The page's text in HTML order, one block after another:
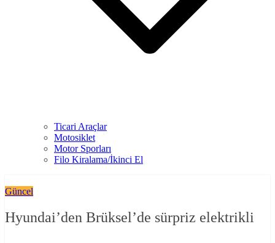
Ticari Araçlar
Motosiklet
Motor Sporları
Filo Kiralama/İkinci El
Güncel
Hyundai’den Brüksel’de sürpriz elektrikli